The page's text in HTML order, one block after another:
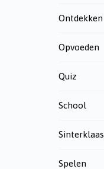
Ontdekken
Opvoeden
Quiz
School
Sinterklaas
Spelen